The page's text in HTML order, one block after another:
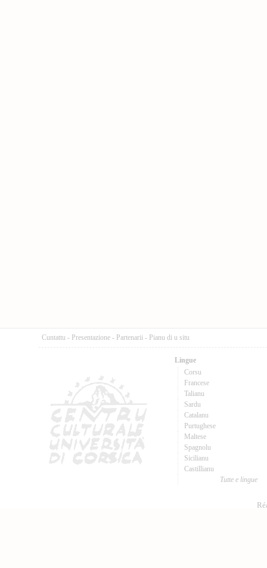
Cuntattu - Presentazione - Partenarii - Pianu di u situ
Lingue
Corsu
Francese
Talianu
Sardu
Catalanu
Purtughese
Maltese
Spagnolu
Sicilianu
Castillianu
Tutte e lingue